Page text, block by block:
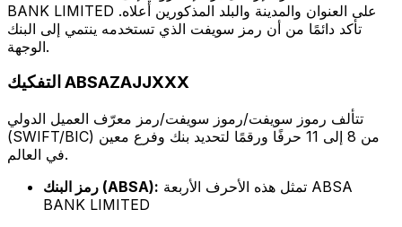
BANK LIMITED على العنوان والمدينة والبلد المذكورين أعلاه.
تأكد دائمًا من أن رمز سويفت الذي تستخدمه ينتمي إلى البنك
الوجهة.
التفكيك ABSAZAJJXXX
تتألف رموز سويفت/رموز سويفت/رمز معرّف العميل الدولي
(SWIFT/BIC) من 8 إلى 11 حرفًا ورقمًا لتحديد بنك وفرع معين
في العالم.
رمز البنك (ABSA):
BANK LIMITED